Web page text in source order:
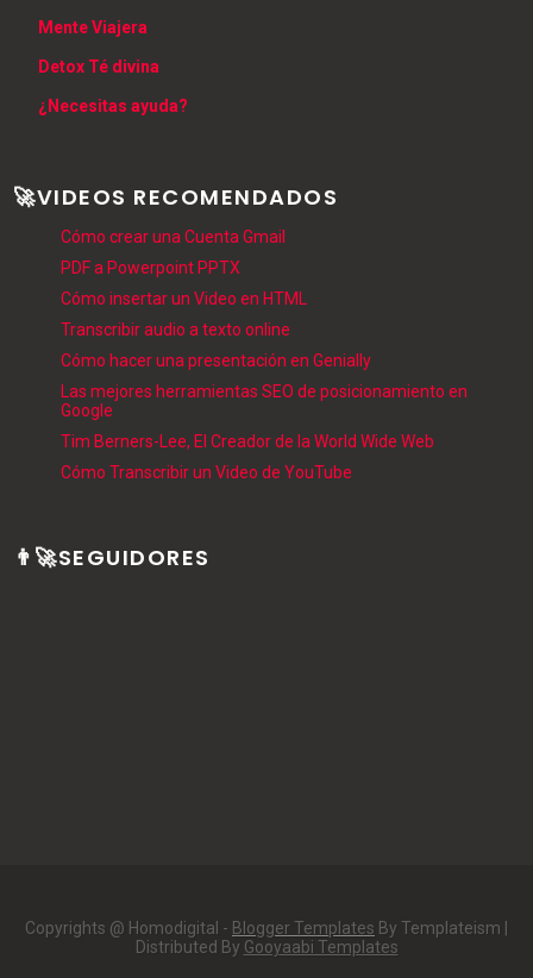
Mente Viajera
Detox Té divina
¿Necesitas ayuda?
🚀VIDEOS RECOMENDADOS
Cómo crear una Cuenta Gmail
PDF a Powerpoint PPTX
Cómo insertar un Video en HTML
Transcribir audio a texto online
Cómo hacer una presentación en Genially
Las mejores herramientas SEO de posicionamiento en
Google
Tim Berners-Lee, El Creador de la World Wide Web
Cómo Transcribir un Video de YouTube
👨‍🚀SEGUIDORES
Copyrights @ Homodigital - Blogger Templates By Templateism |
Distributed By Gooyaabi Templates